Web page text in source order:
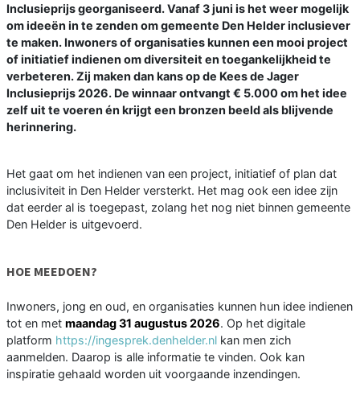
Inclusieprijs georganiseerd. Vanaf 3 juni is het weer mogelijk
om ideeën in te zenden om gemeente Den Helder inclusiever
te maken. Inwoners of organisaties kunnen een mooi project
of initiatief indienen om diversiteit en toegankelijkheid te
verbeteren. Zij maken dan kans op de Kees de Jager
Inclusieprijs 2026. De winnaar ontvangt € 5.000 om het idee
zelf uit te voeren én krijgt een bronzen beeld als blijvende
herinnering.
Het gaat om het indienen van een project, initiatief of plan dat
inclusiviteit in Den Helder versterkt. Het mag ook een idee zijn
dat eerder al is toegepast, zolang het nog niet binnen gemeente
Den Helder is uitgevoerd.
HOE MEEDOEN?
Inwoners, jong en oud, en organisaties kunnen hun idee indienen
tot en met maandag 31 augustus 2026. Op het digitale
platform https://ingesprek.denhelder.nl kan men zich
aanmelden. Daarop is alle informatie te vinden. Ook kan
inspiratie gehaald worden uit voorgaande inzendingen.